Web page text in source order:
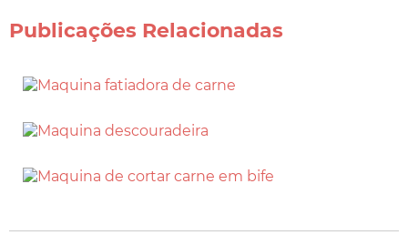
Publicações Relacionadas